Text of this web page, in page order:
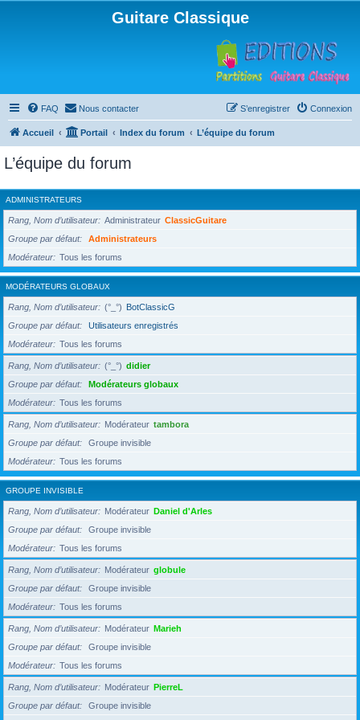
Guitare Classique
FAQ Nous contacter Connexion
S’enregistrer
Accueil Portail Index du forum L’équipe du forum
L’équipe du forum
ADMINISTRATEURS
Rang, Nom d’utilisateur Administrateur ClassicGuitare
Groupe par défaut
Administrateurs
Modérateur
Tous les forums
MODÉRATEURS GLOBAUX
Rang, Nom d’utilisateur (°_°) BotClassicG
Groupe par défaut
Utilisateurs enregistrés
Modérateur
Tous les forums
Rang, Nom d’utilisateur (°_°) didier
Groupe par défaut
Modérateurs globaux
Modérateur
Tous les forums
Rang, Nom d’utilisateur Modérateur tambora
Groupe par défaut
Groupe invisible
Modérateur
Tous les forums
GROUPE INVISIBLE
Rang, Nom d’utilisateur Modérateur Daniel d'Arles
Groupe par défaut
Groupe invisible
Modérateur
Tous les forums
Rang, Nom d’utilisateur Modérateur globule
Groupe par défaut
Groupe invisible
Modérateur
Tous les forums
Rang, Nom d’utilisateur Modérateur Marieh
Groupe par défaut
Groupe invisible
Modérateur
Tous les forums
Rang, Nom d’utilisateur Modérateur PierreL
Groupe par défaut
Groupe invisible